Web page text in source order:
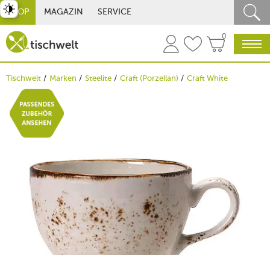
SHOP MAGAZIN SERVICE
0
Tischwelt Marken Steelite Craft (Porzellan) Craft White
umschalten